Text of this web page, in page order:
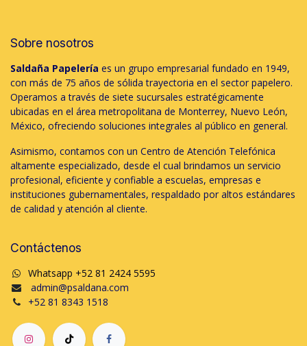
Sobre nosotros
Saldaña Papelería es un grupo empresarial fundado en 1949,
con más de 75 años de sólida trayectoria en el sector papelero.
Operamos a través de siete sucursales estratégicamente
ubicadas en el área metropolitana de Monterrey, Nuevo León,
México, ofreciendo soluciones integrales al público en general.
Asimismo, contamos con un Centro de Atención Telefónica
altamente especializado, desde el cual brindamos un servicio
profesional, eficiente y confiable a escuelas, empresas e
instituciones gubernamentales, respaldado por altos estándares
de calidad y atención al cliente.
Contáctenos
Whatsapp +52 81 2424 5595
admin@psaldana.com
+52 81 8343 1518